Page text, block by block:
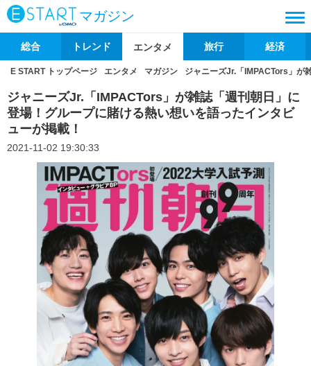
マガジン
総合 トレンド エンタメ 旅行 経済
E START トップページ エンタメ マガジン ジャニーズJr.「IMPACTors」が
ジャニーズJr.「IMPACTors」が雑誌「週刊朝日」に
登場！グループに賭ける熱い想いを語ったインタビ
ューが掲載！
2021-11-02 19:30:33